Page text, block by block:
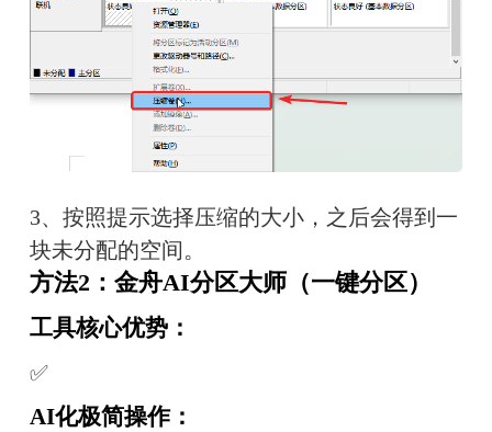
3、按照提示选择压缩的大小，之后会得到一
块未分配的空间。
方法2：金舟AI分区大师（一键分区）
工具核心优势：
✅
AI化极简操作：